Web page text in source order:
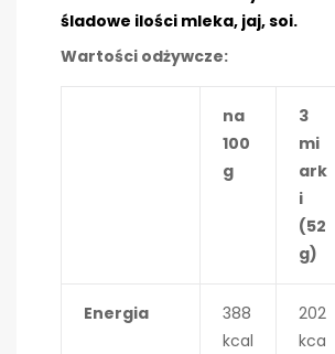
śladowe ilości mleka, jaj, soi.
Wartości odżywcze:
na
100
g
3
mi
ark
i
(52
g)
Energia
388
kcal
202
kca